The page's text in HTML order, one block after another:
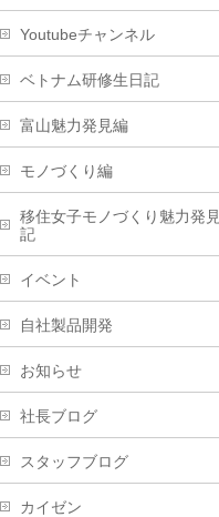
Youtubeチャンネル
ベトナム研修生日記
富山魅力発見編
モノづくり編
移住女子モノづくり魅力発見
記
イベント
自社製品開発
お知らせ
社長ブログ
スタッフブログ
カイゼン